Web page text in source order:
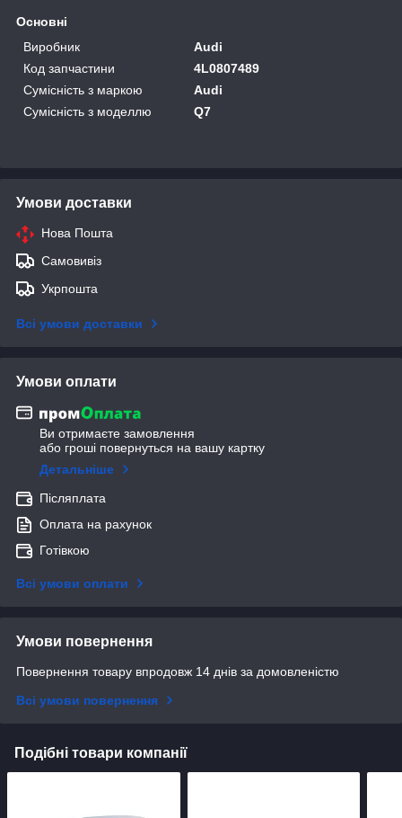
Основні
Виробник
Audi
Код запчастини
4L0807489
Сумісність з маркою
Audi
Сумісність з моделлю
Q7
Умови доставки
Нова Пошта
Самовивіз
Укрпошта
Всі умови доставки
Умови оплати
Ви отримаєте замовлення
або гроші повернуться на вашу картку
Детальніше
Післяплата
Оплата на рахунок
Готівкою
Всі умови оплати
Умови повернення
Повернення товару впродовж 14 днів за домовленістю
Всі умови повернення
Подібні товари компанії